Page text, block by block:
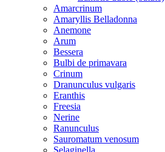
Amarcrinum
Amaryllis Belladonna
Anemone
Arum
Bessera
Bulbi de primavara
Crinum
Dranunculus vulgaris
Eranthis
Freesiа
Nerine
Ranunculus
Sauromatum venosum
Selaginella